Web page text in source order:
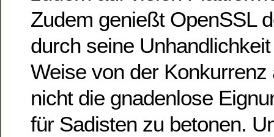
Zudem genießt OpenSSL
durch seine
Weise von der
nicht die gnadenlose
für Sadisten zu betonen.